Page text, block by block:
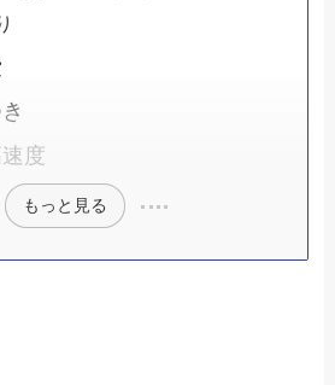
度
もっと見る